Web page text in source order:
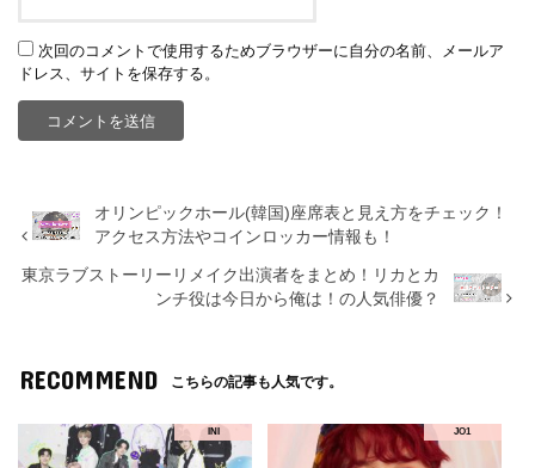
次回のコメントで使用するためブラウザーに自分の名前、メールア
ドレス、サイトを保存する。
オリンピックホール(韓国)座席表と見え方をチェック！
アクセス方法やコインロッカー情報も！
東京ラブストーリーリメイク出演者をまとめ！リカとカ
ンチ役は今日から俺は！の人気俳優？
RECOMMEND こちらの記事も人気です。
INI JO1